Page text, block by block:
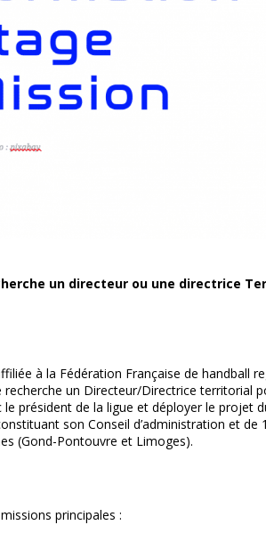
un directeur ou une directrice
à la Fédération Française de handball
un Directeur/Directrice territorial
président de la ligue et déployer le projet
son Conseil d’administration et de
(Gond-Pontouvre et Limoges).
principales :